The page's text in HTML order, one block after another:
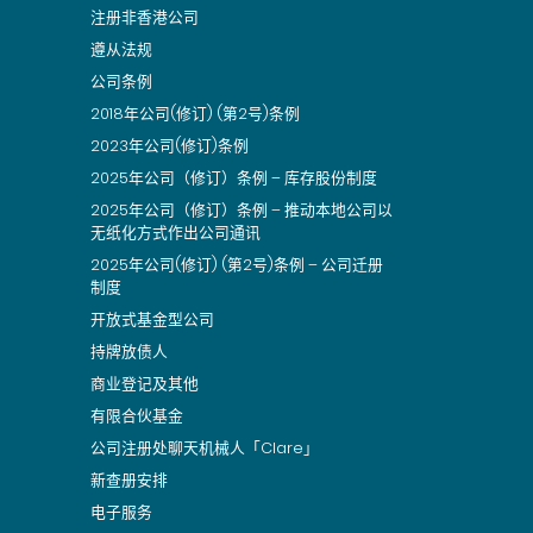
注册非香港公司
遵从法规
公司条例
2018年公司(修订) (第2号)条例
2023年公司(修订)条例
2025年公司（修订）条例 – 库存股份制度
2025年公司（修订）条例 – 推动本地公司以
无纸化方式作出公司通讯
2025年公司(修订) (第2号)条例 – 公司迁册
制度
开放式基金型公司
持牌放债人
商业登记及其他
有限合伙基金
公司注册处聊天机械人「Clare」
新查册安排
电子服务